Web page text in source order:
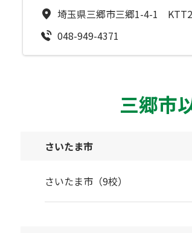
埼玉県三郷市三郷1-4-1
048-949-4371
三郷市
さいたま市
さいたま市（9校）